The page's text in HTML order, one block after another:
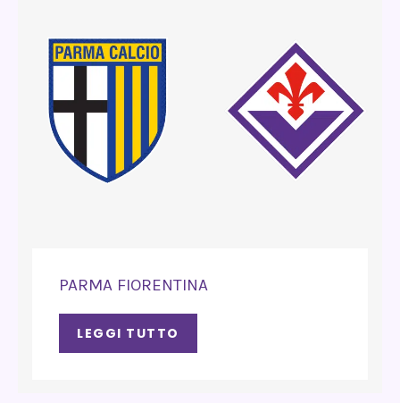
PARMA FIORENTINA
LEGGI TUTTO